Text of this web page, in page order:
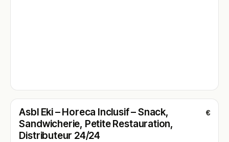
N° 4
Asbl Eki – Horeca Inclusif – Snack,
Sandwicherie, Petite Restauration,
Distributeur 24/24
€